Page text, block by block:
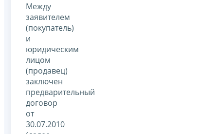
Между
заявителем
(покупатель)
и
юридическим
лицом
(продавец)
заключен
предварительный
договор
от
30.07.2010